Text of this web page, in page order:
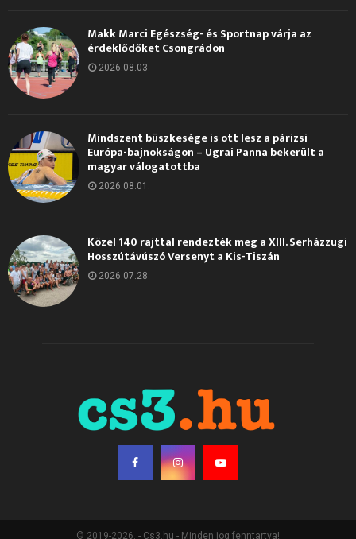
Makk Marci Egészség- és Sportnap várja az
érdeklődőket Csongrádon
2026.08.03.
Mindszent büszkesége is ott lesz a párizsi
Európa-bajnokságon – Ugrai Panna bekerült a
magyar válogatottba
2026.08.01.
Közel 140 rajttal rendezték meg a XIII. Serházzugi
Hosszútávúszó Versenyt a Kis-Tiszán
2026.07.28.
© 2019-2026. - Cs3.hu - Minden jog fenntartva!